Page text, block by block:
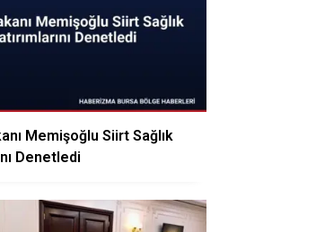
Memişoğlu Siirt Sağlık
Denetledi